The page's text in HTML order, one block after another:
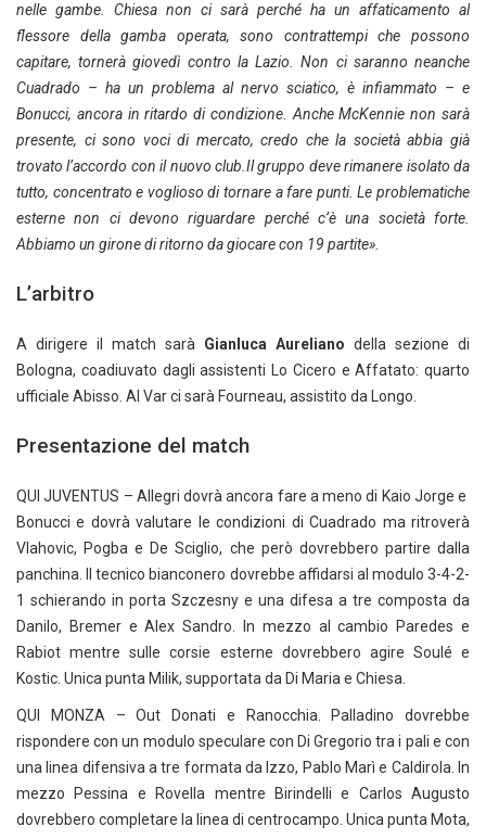
nelle gambe. Chiesa non ci sarà perché ha un affaticamento al
flessore della gamba operata, sono contrattempi che possono
capitare, tornerà giovedì contro la Lazio. Non ci saranno neanche
Cuadrado – ha un problema al nervo sciatico, è infiammato – e
Bonucci, ancora in ritardo di condizione. Anche McKennie non sarà
presente, ci sono voci di mercato, credo che la società abbia già
trovato l’accordo con il nuovo club.Il gruppo deve rimanere isolato da
tutto, concentrato e voglioso di tornare a fare punti. Le problematiche
esterne non ci devono riguardare perché c’è una società forte.
Abbiamo un girone di ritorno da giocare con 19 partite».
L’arbitro
A dirigere il match sarà Gianluca Aureliano della sezione di
Bologna, coadiuvato dagli assistenti Lo Cicero e Affatato: quarto
ufficiale Abisso. Al Var ci sarà Fourneau, assistito da Longo.
Presentazione del match
QUI JUVENTUS – Allegri dovrà ancora fare a meno di Kaio Jorge e
Bonucci e dovrà valutare le condizioni di Cuadrado ma ritroverà
Vlahovic, Pogba e De Sciglio, che però dovrebbero partire dalla
panchina. Il tecnico bianconero dovrebbe affidarsi al modulo 3-4-2-
1 schierando in porta Szczesny e una difesa a tre composta da
Danilo, Bremer e Alex Sandro. In mezzo al cambio Paredes e
Rabiot mentre sulle corsie esterne dovrebbero agire Soulé e
Kostic. Unica punta Milik, supportata da Di Maria e Chiesa.
QUI MONZA – Out Donati e Ranocchia. Palladino dovrebbe
rispondere con un modulo speculare con Di Gregorio tra i pali e con
una linea difensiva a tre formata da Izzo, Pablo Marì e Caldirola. In
mezzo Pessina e Rovella mentre Birindelli e Carlos Augusto
dovrebbero completare la linea di centrocampo. Unica punta Mota,